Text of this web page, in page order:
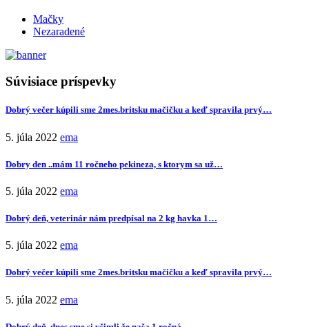
Mačky
Nezaradené
Súvisiace príspevky
Dobrý večer kúpili sme 2mes.britsku mačičku a keď spravila prvý…
5. júla 2022 ema
Dobry den ..mám 11 ročneho pekineza, s ktorym sa už…
5. júla 2022 ema
Dobrý deň, veterinár nám predpísal na 2 kg havka 1…
5. júla 2022 ema
Dobrý večer kúpili sme 2mes.britsku mačičku a keď spravila prvý…
5. júla 2022 ema